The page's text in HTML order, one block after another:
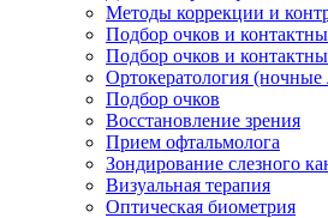
Методы коррекции и
Подбор очков и
Подбор очков и
Ортокератология
Подбор очков
Восстановление зрения
Прием офтальмолога
Зондирование слезного
Визуальная терапия
Оптическая биометрия